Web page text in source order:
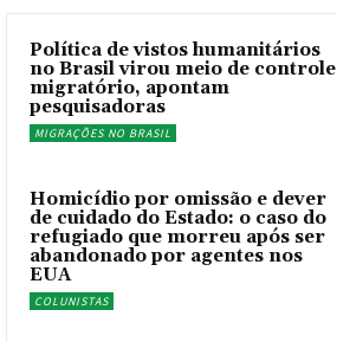
Política de vistos humanitários
no Brasil virou meio de controle
migratório, apontam
pesquisadoras
MIGRAÇÕES NO BRASIL
Homicídio por omissão e dever
de cuidado do Estado: o caso do
refugiado que morreu após ser
abandonado por agentes nos
EUA
COLUNISTAS